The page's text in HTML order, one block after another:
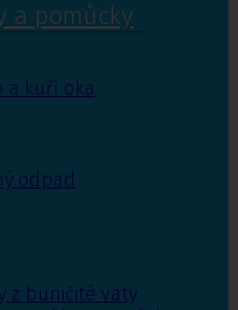
a pomůcky
a kuří oka
odpad
z buničité vaty